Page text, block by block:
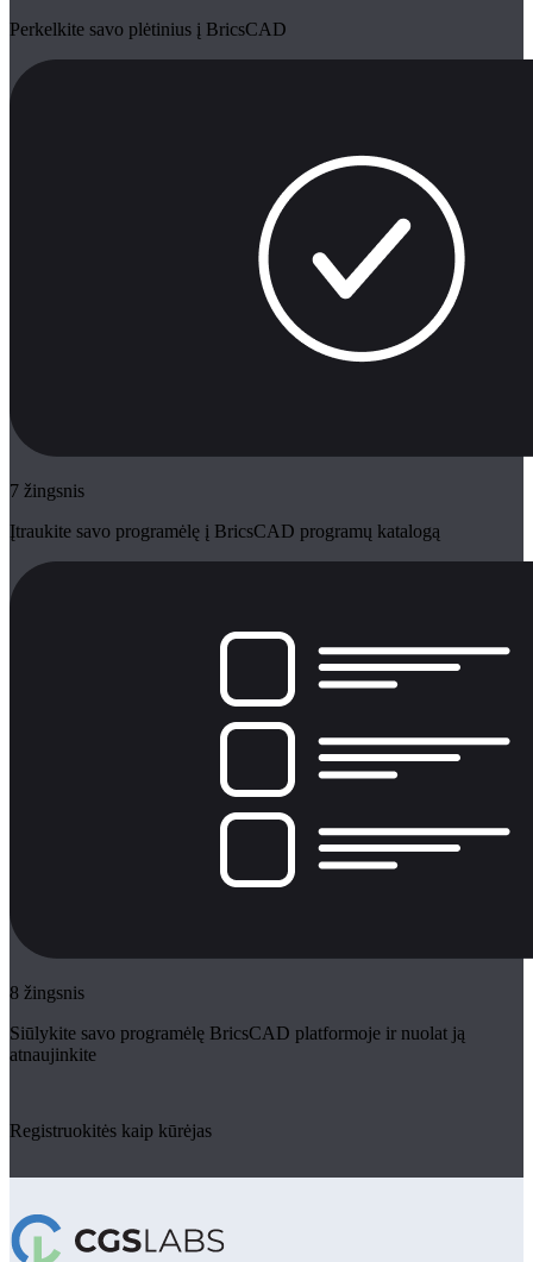
Perkelkite savo plėtinius į BricsCAD
7 žingsnis
Įtraukite savo programėlę į BricsCAD programų katalogą
8 žingsnis
Siūlykite savo programėlę BricsCAD platformoje ir nuolat ją
atnaujinkite
Registruokitės kaip kūrėjas